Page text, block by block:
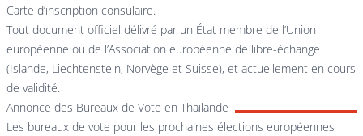
Carte d’inscription consulaire.
Tout document officiel délivré par un État membre de l’Union
européenne ou de l’Association européenne de libre-échange
(Islande, Liechtenstein, Norvège et Suisse), et actuellement en cours
de validité.
Annonce des Bureaux de Vote en Thaïlande
Les bureaux de vote pour les prochaines élections européennes